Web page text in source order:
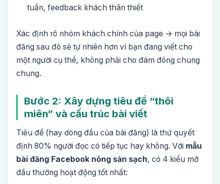
tuần, feedback khách thân thiết
Xác định rõ nhóm khách chính của page → mọi bài
đăng sau đó sẽ tự nhiên hơn vì bạn đang viết cho
một người cụ thể, không phải cho đám đông chung
chung.
Bước 2: Xây dựng tiêu đề “thôi
miên” và cấu trúc bài viết
Tiêu đề (hay dòng đầu của bài đăng) là thứ quyết
định 80% người đọc có tiếp tục hay không. Với mẫu
bài đăng Facebook nông sản sạch, có 4 kiểu mở
đầu thường hoạt động tốt nhất: